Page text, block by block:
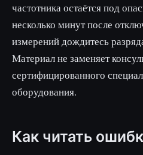
частотника остаётся под
несколько минут после
измерений дождитесь
Материал не заменяет
сертифицированного
оборудования.
Как читать